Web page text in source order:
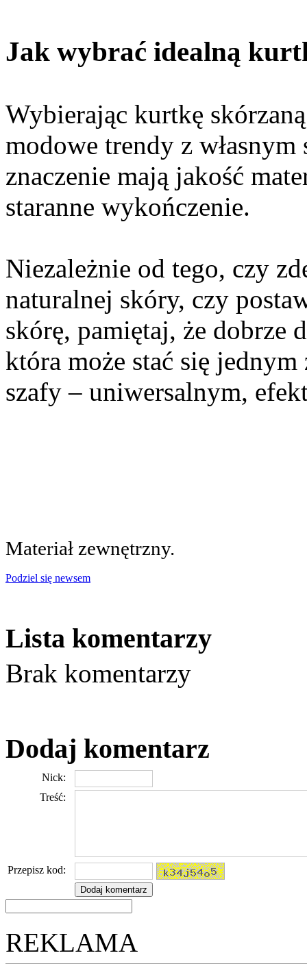
Jak wybrać idealną
Wybierając kurtkę
modowe trendy z
znaczenie mają jakość
staranne wykończenie.
Niezależnie od tego, czy
naturalnej skóry, czy
skórę, pamiętaj, że dobrze
która może stać się
szafy – uniwersalnym,
Materiał zewnętrzny.
Podziel się newsem
Lista komentarzy
Brak komentarzy
Dodaj komentarz
Nick:
Treść:
Przepisz kod:
REKLAMA